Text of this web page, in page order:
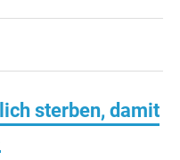
sterben, damit